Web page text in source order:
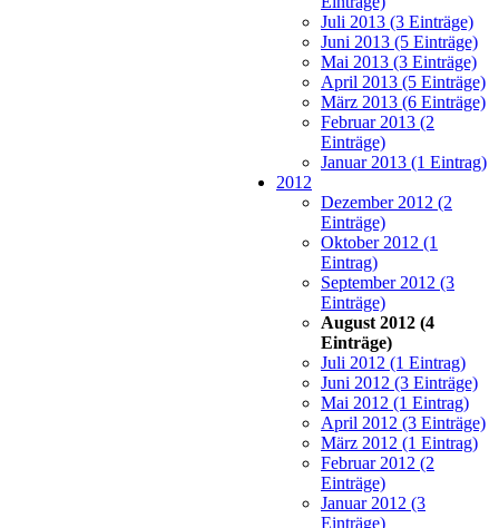
Juli 2013 (3 Einträge)
Juni 2013 (5 Einträge)
Mai 2013 (3 Einträge)
April 2013 (5 Einträge)
März 2013 (6 Einträge)
Februar 2013 (2
Einträge)
Januar 2013 (1 Eintrag)
2012
Dezember 2012 (2
Einträge)
Oktober 2012 (1
Eintrag)
September 2012 (3
Einträge)
August 2012 (4
Einträge)
Juli 2012 (1 Eintrag)
Juni 2012 (3 Einträge)
Mai 2012 (1 Eintrag)
April 2012 (3 Einträge)
März 2012 (1 Eintrag)
Februar 2012 (2
Einträge)
Januar 2012 (3
Einträge)